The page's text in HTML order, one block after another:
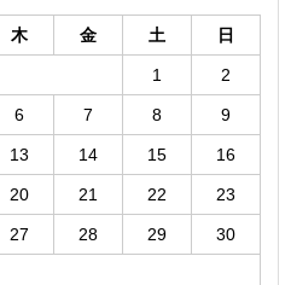
木 金 土 日
1 2
6 7 8 9
13 14 15 16
20 21 22 23
27 28 29 30